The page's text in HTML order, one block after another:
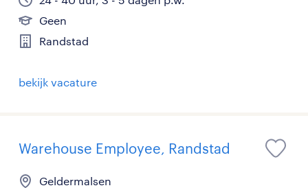
Geen
Randstad
bekijk vacature
Warehouse Employee, Randstad
Geldermalsen